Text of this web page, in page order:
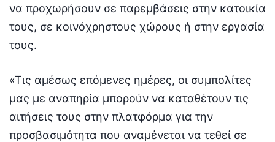
να προχωρήσουν σε παρεμβάσεις στην κατοικία
τους, σε κοινόχρηστους χώρους ή στην εργασία
τους.
«Τις αμέσως επόμενες ημέρες, οι συμπολίτες
μας με αναπηρία μπορούν να καταθέτουν τις
αιτήσεις τους στην πλατφόρμα για την
προσβασιμότητα που αναμένεται να τεθεί σε